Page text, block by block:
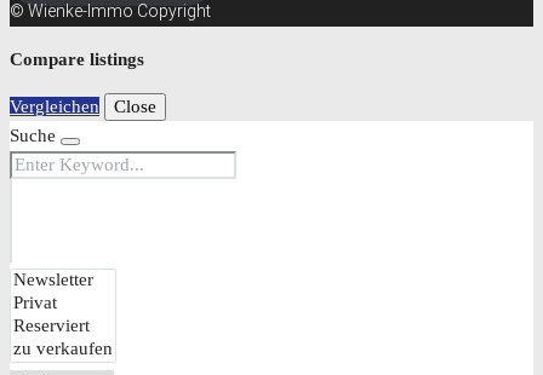
© Wienke-Immo Copyright
Compare listings
Vergleichen
Close
Suche